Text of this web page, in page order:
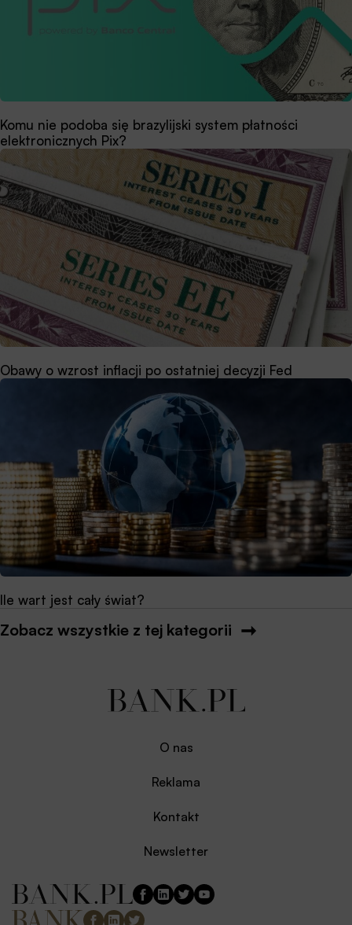
Komu nie podoba się brazylijski system płatności
elektronicznych Pix?
Obawy o wzrost inflacji po ostatniej decyzji Fed
Ile wart jest cały świat?
Zobacz wszystkie z tej kategorii
O nas
Reklama
Kontakt
Newsletter